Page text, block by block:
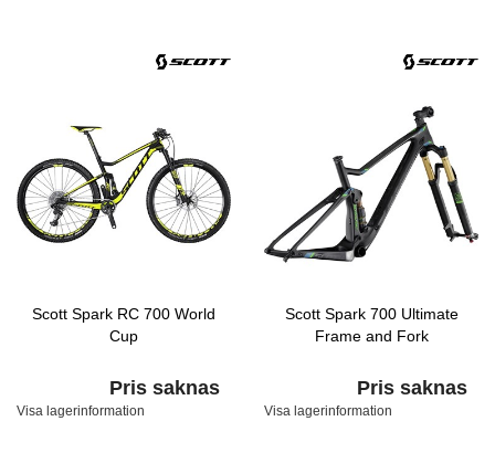
Scott Spark RC 700 World
Cup
Pris saknas
Visa lagerinformation
Scott Spark 700 Ultimate
Frame and Fork
Pris saknas
Visa lagerinformation